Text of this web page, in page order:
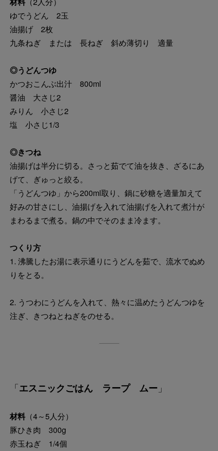
ゆでうどん 2玉
油揚げ 2枚
九条ねぎ または 長ねぎ 斜め薄切り 適量
◎うどんつゆ
かつおこんぶ出汁 800ml
醤油 大さじ2
みりん 小さじ2
塩 小さじ1/3
◎きつね
油揚げは半分に切る。さっと茹でて油を抜き、ざるにあ
げて、ぎゅっと絞る。
「うどんつゆ」から200ml取り、鍋に砂糖を適量加えて
好みの甘さにし、油揚げを入れて油揚げを入れて煮汁が
まわるまで煮る。鍋の中でそのまま冷ます。
つくり方
1. 沸騰したお湯に表示通りにうどんを茹で、流水でぬめ
りをとる。
2. うつわにうどんを入れて、熱々に温めたうどんつゆを
注ぎ、きつねとねぎをのせる。
「エスニックごはん ラープ ムー 」
材料 （4～5人分）
豚ひき肉 300g
赤玉ねぎ 1/4個